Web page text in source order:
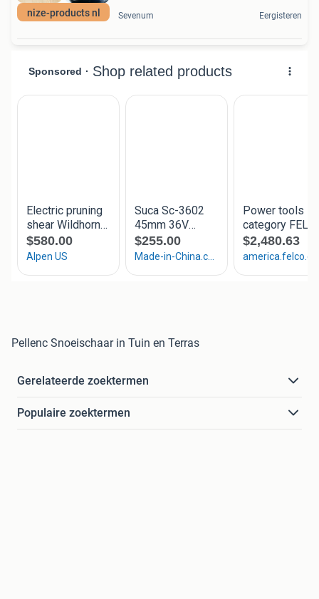
nize-products nl Sevenum Eergisteren
Pellenc Snoeischaar in Tuin en Terras
Gerelateerde zoektermen
Populaire zoektermen